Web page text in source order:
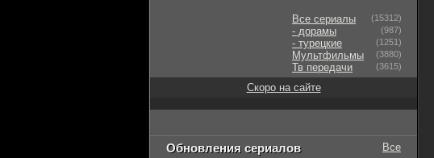
Все сериалы (15312)
- дорамы (987)
- турецкие (1251)
Мультфильмы (3880)
Тв передачи (3615)
Скоро на сайте
Обновления сериалов Все